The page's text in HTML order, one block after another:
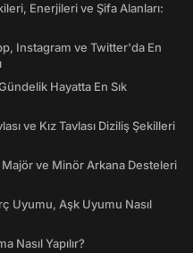
Enerjileri ve Şifa Alanları:
Instagram ve Twitter'da En
Hayatta En Sık
ve Kız Tavlası Diziliş Şekilleri
Majör ve Minör Arkana Desteleri
Uyumu, Aşk Uyumu Nasıl
Nasıl Yapılır?